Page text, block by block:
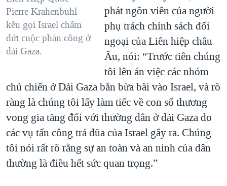
Pierre Krahenbuhl
kêu gọi Israel chấm
dứt cuộc phản công ở
dải Gaza.
phát ngôn viên của người
phụ trách chính sách đối
ngoại của Liên hiệp châu
Âu, nói: “Trước tiên chúng
tôi lên án việc các nhóm
chủ chiến ở Dải Gaza bắn bừa bãi vào Israel, và rõ
ràng là chúng tôi lấy làm tiếc về con số thương
vong gia tăng đối với thường dân ở dải Gaza do
các vụ tấn công trả đũa của Israel gây ra. Chúng
tôi nói rất rõ rằng sự an toàn và an ninh của dân
thường là điều hết sức quan trọng.”